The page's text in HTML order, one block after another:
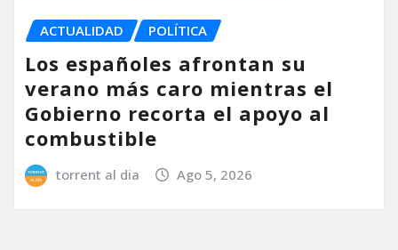
ACTUALIDAD POLÍTICA
Los españoles afrontan su
verano más caro mientras el
Gobierno recorta el apoyo al
combustible
torrent al dia Ago 5, 2026